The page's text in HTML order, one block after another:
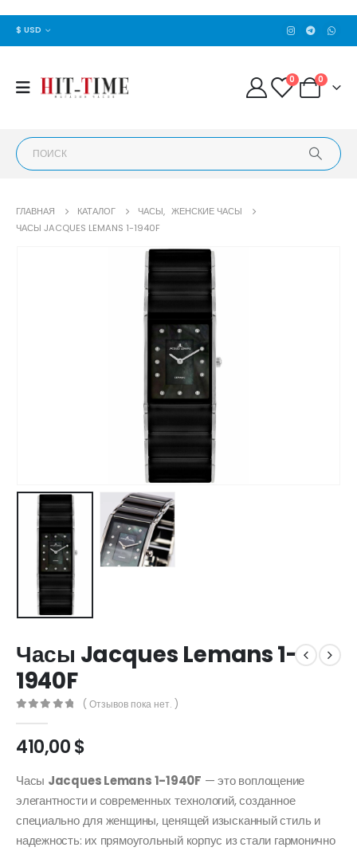
$ USD
0 0
ГЛАВНАЯ КАТАЛОГ ЧАСЫ, ЖЕНСКИЕ ЧАСЫ
ЧАСЫ JACQUES LEMANS 1-1940F
Часы Jacques Lemans 1-
1940F
( Отзывов пока нет. )
410,00$
Часы Jacques Lemans 1-1940F — это воплощение
элегантности и современных технологий, созданное
специально для женщины, ценящей изысканный стиль и
надежность: их прямоугольный корпус из стали гармонично